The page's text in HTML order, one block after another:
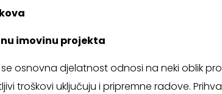
imovinu projekta
osnovna djelatnost odnosi na neki oblik
troškovi uključuju i pripremne radove.